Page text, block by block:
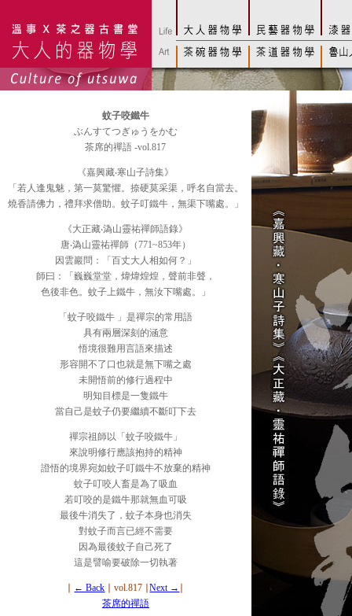
蚊子咬鐵牛
ぶんすてつぎゅうをかむ
茶席的禪語 -vol.817
《嘉興藏‧寒山子詩集》
「若人逢鬼魅，第一莫驚懼。捺硬莫采渠，呼名自當去。
燒香請佛力，禮拜求僧助。蚊子叮鐵牛，無渠下嘴處。」
《大正藏‧溈山靈祐禪師語錄》
唐‧溈山靈祐禪師（771~853年）
因雲巖問：「百丈大人相如何？」
師曰：「巍巍堂堂，煒煒煌煌，聲前非聲，
色後非色。蚊子上鐵牛，無汝下嘴處。」
「蚊子咬鐵牛 」是禪宗的常用語
具有兩層深刻的涵意
悟境很難用言語來描述
形容開不了口也就是無下嘴之處
未開悟前的修行過程中
明知目標是一隻鐵牛
當自己是蚊子仍要繼續不斷叮下去
禪宗祖師以「蚊子咬鐵牛」
來說明修行應該抱持的精神
證悟的境界宛如蚊子叮鐵牛不放棄的精神
蚊子叮咬人畜是為了吸血
若叮咬的是鐵牛那就無血可吸
最後牛消失了，蚊子本身也消失
對蚊子而言已經不需要
因為最後蚊子自己死了
這是譬喻要破除一切執著
← Back ∣ vol.817 ∣Next →
茶席的禪語